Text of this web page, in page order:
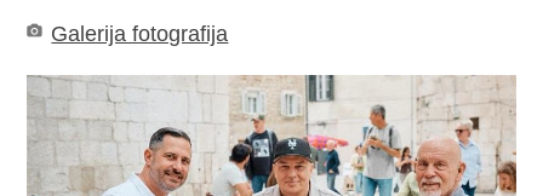
Galerija fotografija